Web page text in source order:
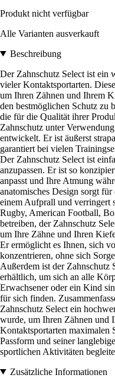
Produkt nicht verfügbar
Alle Varianten ausverkauft
Beschreibung
Der Zahnschutz Select ist ein
vieler Kontaktsportarten.
um Ihren Zähnen und Ihrem
den bestmöglichen Schutz zu
die für die Qualität ihrer
Zahnschutz unter
entwickelt. Er ist äußerst
garantiert bei vielen
Der Zahnschutz Select ist
anzupassen. Er ist so
anpasst und Ihre Atmung
anatomisches Design sorgt
einem Aufprall und verringert
Rugby, American Football,
betreiben, der Zahnschutz
um Ihre Zähne und Ihren
Er ermöglicht es Ihnen, sich
konzentrieren, ohne sich
Außerdem ist der Zahnschutz
erhältlich, um sich an alle
Erwachsener oder ein Kind
für sich finden.
Zahnschutz Select ein
wurde, um Ihren Zähnen und
Kontaktsportarten maximalen
Passform und seiner
sportlichen Aktivitäten
Zusätzliche Informationen